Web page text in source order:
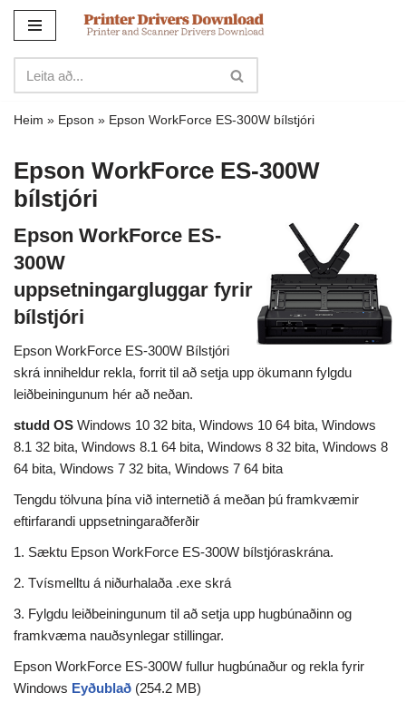
yfir
í
innihald
Heim » Epson » Epson WorkForce ES-300W bílstjóri
Epson WorkForce ES-300W
bílstjóri
Epson WorkForce ES-
300W
uppsetningargluggar fyrir
bílstjóri
Epson WorkForce ES-300W Bílstjóri
skrá inniheldur rekla, forrit til að setja upp ökumann fylgdu
leiðbeiningunum hér að neðan.
studd OS Windows 10 32 bita, Windows 10 64 bita, Windows
8.1 32 bita, Windows 8.1 64 bita, Windows 8 32 bita, Windows 8
64 bita, Windows 7 32 bita, Windows 7 64 bita
Tengdu tölvuna þína við internetið á meðan þú framkvæmir
eftirfarandi uppsetningaraðferðir
1. Sæktu Epson WorkForce ES-300W bílstjóraskrána.
2. Tvísmelltu á niðurhalaða .exe skrá
3. Fylgdu leiðbeiningunum til að setja upp hugbúnaðinn og
framkvæma nauðsynlegar stillingar.
Epson WorkForce ES-300W fullur hugbúnaður og rekla fyrir
Windows Eyðublað (254.2 MB)